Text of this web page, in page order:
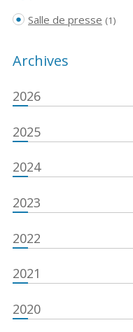
Salle de presse (1)
Archives
2026
2025
2024
2023
2022
2021
2020